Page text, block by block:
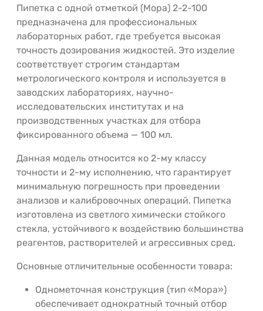
Пипетка с одной отметкой (Мора) 2-2-100
предназначена для профессиональных
лабораторных работ, где требуется высокая
точность дозирования жидкостей. Это изделие
соответствует строгим стандартам
метрологического контроля и используется в
заводских лабораториях, научно-
исследовательских институтах и на
производственных участках для отбора
фиксированного объема — 100 мл.
Данная модель относится ко 2-му классу
точности и 2-му исполнению, что гарантирует
минимальную погрешность при проведении
анализов и калибровочных операций. Пипетка
изготовлена из светлого химически стойкого
стекла, устойчивого к воздействию большинства
реагентов, растворителей и агрессивных сред.
Основные отличительные особенности товара:
Однометочная конструкция (тип «Мора»)
обеспечивает однократный точный отбор